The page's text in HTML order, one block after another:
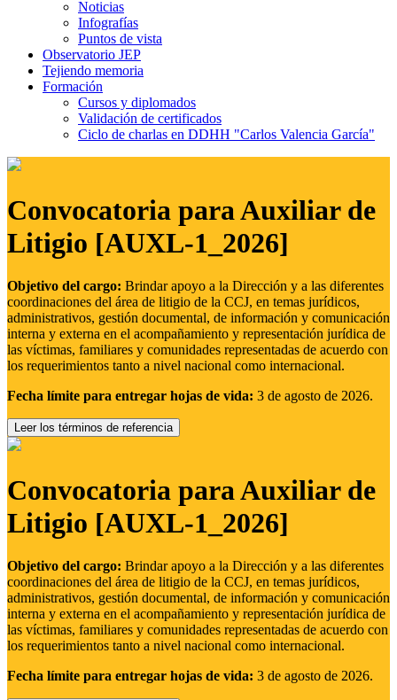
Noticias
Infografías
Puntos de vista
Observatorio JEP
Tejiendo memoria
Formación
Cursos y diplomados
Validación de certificados
Ciclo de charlas en DDHH "Carlos Valencia García"
Convocatoria para Auxiliar de
Litigio [AUXL-1_2026]
Objetivo del cargo: Brindar apoyo a la Dirección y a las diferentes
coordinaciones del área de litigio de la CCJ, en temas jurídicos,
administrativos, gestión documental, de información y comunicación
interna y externa en el acompañamiento y representación jurídica de
las víctimas, familiares y comunidades representadas de acuerdo con
los requerimientos tanto a nivel nacional como internacional.
Fecha límite para entregar hojas de vida: 3 de agosto de 2026.
Leer los términos de referencia
Convocatoria para Auxiliar de
Litigio [AUXL-1_2026]
Objetivo del cargo: Brindar apoyo a la Dirección y a las diferentes
coordinaciones del área de litigio de la CCJ, en temas jurídicos,
administrativos, gestión documental, de información y comunicación
interna y externa en el acompañamiento y representación jurídica de
las víctimas, familiares y comunidades representadas de acuerdo con
los requerimientos tanto a nivel nacional como internacional.
Fecha límite para entregar hojas de vida: 3 de agosto de 2026.